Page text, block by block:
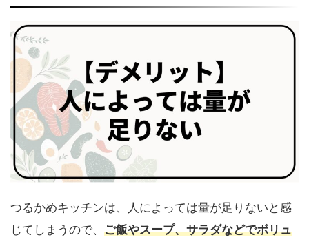
つるかめキッチンは、人によっては量が足りないと感
じてしまうので、 ご飯やスープ、サラダなどでボリュ